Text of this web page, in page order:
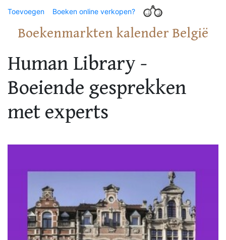
Toevoegen Boeken online verkopen?
Boekenmarkten kalender België
Human Library -
Boeiende gesprekken
met experts